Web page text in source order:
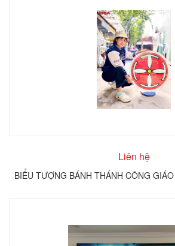
Liên hệ
BIỂU TƯỢNG BÁNH THÁNH CÔNG